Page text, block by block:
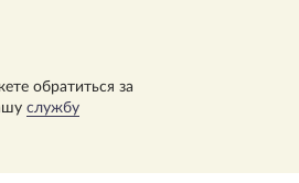
обратиться за
службу